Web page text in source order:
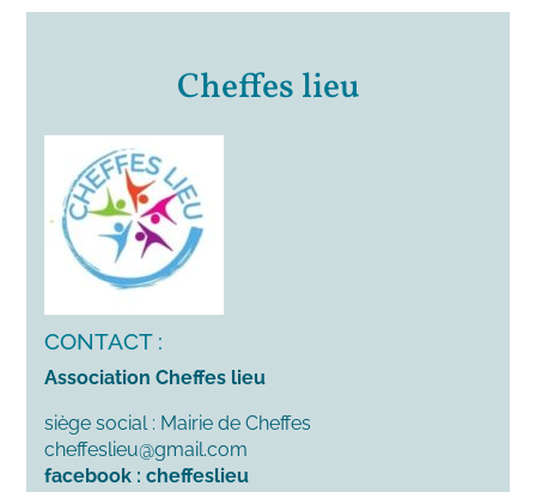
Cheffes lieu
CONTACT :
Association Cheffes lieu
siège social : Mairie de Cheffes
cheffeslieu@gmail.com
facebook : cheffeslieu